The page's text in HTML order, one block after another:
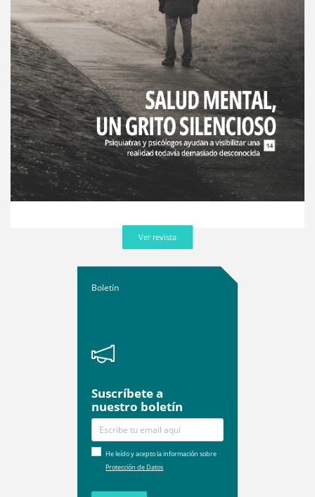
Ver revista
Boletín
Suscríbete a
nuestro boletín
He leído y acepto la información sobre
Protección de Datos